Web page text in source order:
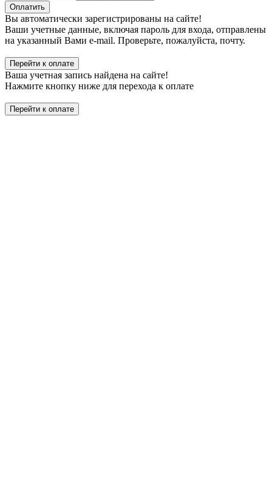
Оплатить
Вы автоматически зарегистрированы на сайте!
Ваши учетные данные, включая пароль для входа, отправлены
на указанный Вами e-mail. Проверьте, пожалуйста, почту.
Перейти к оплате
Ваша учетная запись найдена на сайте!
Нажмите кнопку ниже для перехода к оплате
Перейти к оплате